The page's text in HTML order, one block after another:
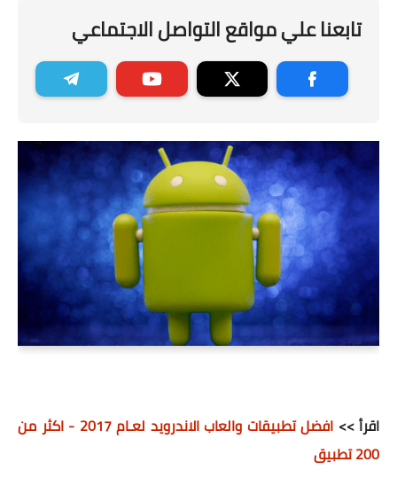
تابعنا علي مواقع التواصل الاجتماعي
اقرأ >>
افضل تطبيقات والعاب الاندرويد لعـام 2017 - اكثر من
200 تطبيق